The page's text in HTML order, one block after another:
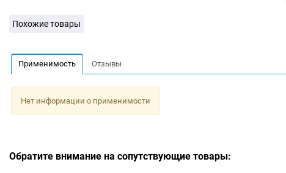
Похожие товары
Применимость Отзывы
Нет информации о применимости
Обратите внимание на сопутствующие товары: